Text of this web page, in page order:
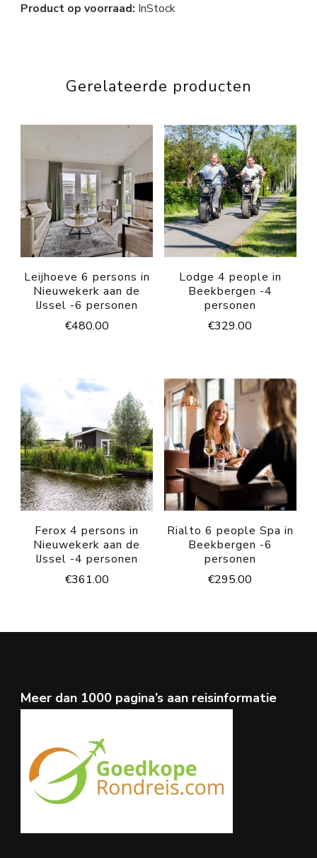
Product op voorraad: InStock
Gerelateerde producten
Leijhoeve 6 persons in
Nieuwekerk aan de
IJssel -6 personen
€480.00
Lodge 4 people in
Beekbergen -4
personen
€329.00
Ferox 4 persons in
Nieuwekerk aan de
IJssel -4 personen
€361.00
Rialto 6 people Spa in
Beekbergen -6
personen
€295.00
Meer dan 1000 pagina’s aan reisinformatie